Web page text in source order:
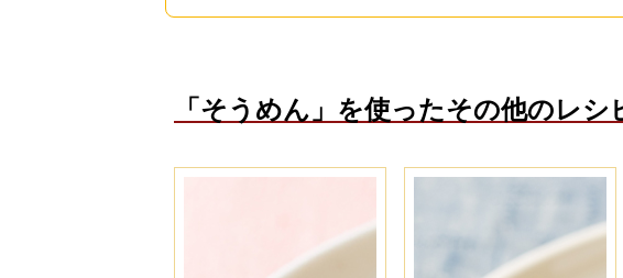
「そうめん」を使ったその他のレシ